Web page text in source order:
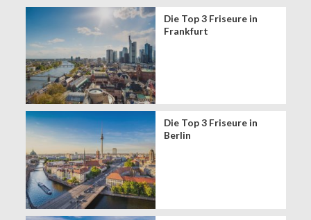
Die Top 3 Friseure in
Frankfurt
Die Top 3 Friseure in
Berlin